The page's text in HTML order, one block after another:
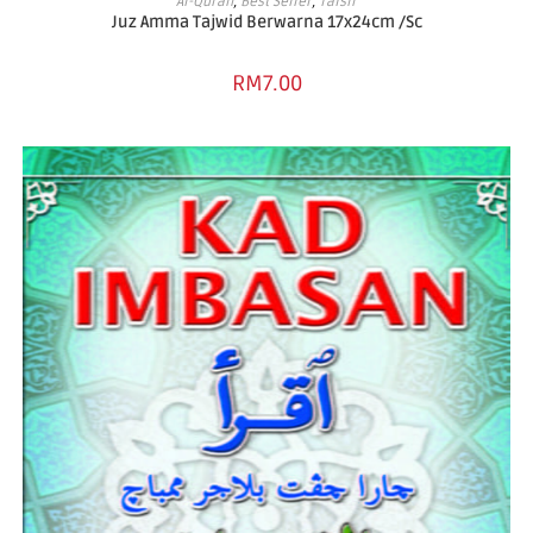
Juz Amma Tajwid Berwarna 17x24cm /Sc
RM7.00